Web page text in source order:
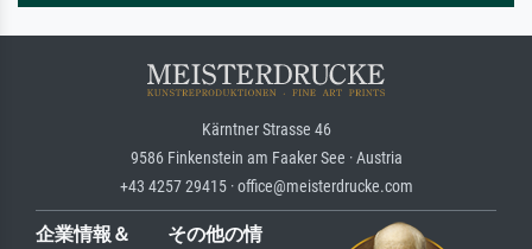
Kärntner Strasse 46
9586 Finkenstein am Faaker See · Austria
+43 4257 29415 · office@meisterdrucke.com
企業情報＆
その他の情